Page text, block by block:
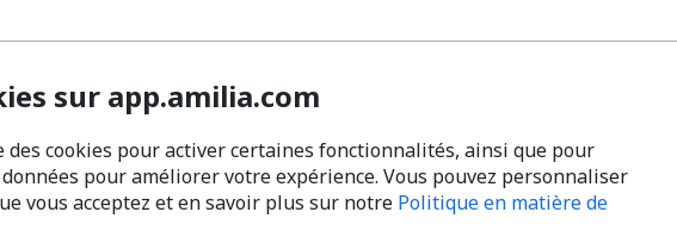
sur app.amilia.com
cookies pour activer certaines fonctionnalités, ainsi que pour
pour améliorer votre expérience. Vous pouvez personnaliser
vous acceptez et en savoir plus sur notre Politique en matière de